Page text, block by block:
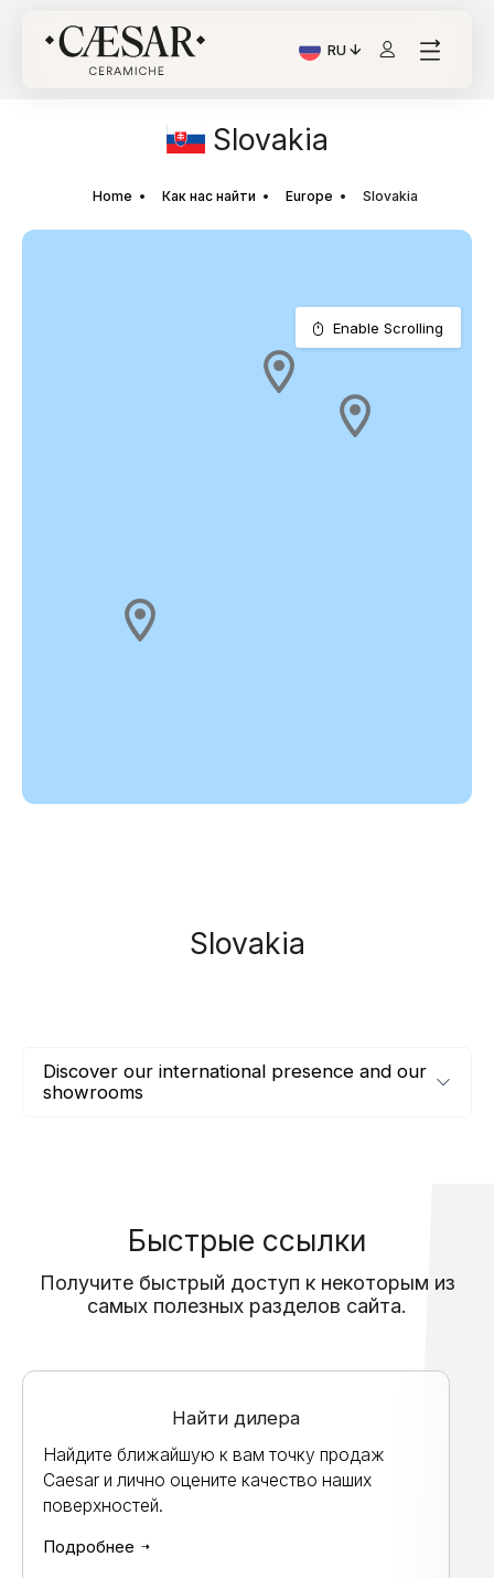
RU
Текущий язык: Italiano
Slovakia
Home Как нас найти Europe Slovakia
Enable Scrolling
Slovakia
Discover our international presence and our
showrooms
Быстрые ссылки
Получите быстрый доступ к некоторым из
самых полезных разделов сайта.
Найти дилера
Найдите ближайшую к вам точку продаж
Caesar и лично оцените качество наших
поверхностей.
Подробнее